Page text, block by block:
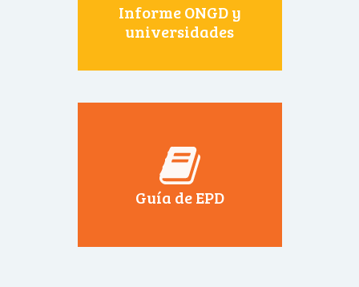
Informe ONGD y
universidades
Guía de EPD